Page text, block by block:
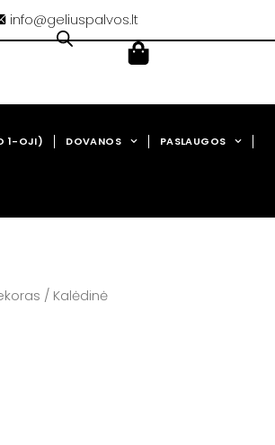
info@geliuspalvos.lt
Cart
1-OJI) DOVANOS PASLAUGOS
/ Kalėdinė